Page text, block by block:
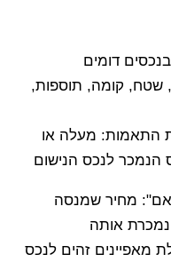
דומים
שטח, קומה, תוספות,
התאמות: מעלה או
הנמכר לנכס הנישום
מחיר שמנסה
אותה
מאפיינים זהים לנכס